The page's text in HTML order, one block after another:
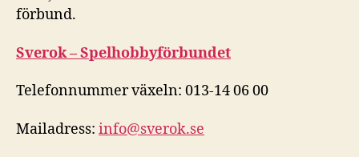
förbund.
Sverok – Spelhobbyförbundet
Telefonnummer växeln: 013-14 06 00
Mailadress: info@sverok.se